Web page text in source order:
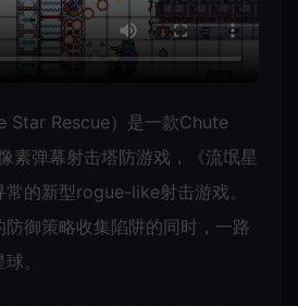
Star Rescue）是一款Chute
素弹幕射击塔防游戏，《流氓星
的新型rogue-like射击游戏。
御策略收集陷阱的同时，一路
。